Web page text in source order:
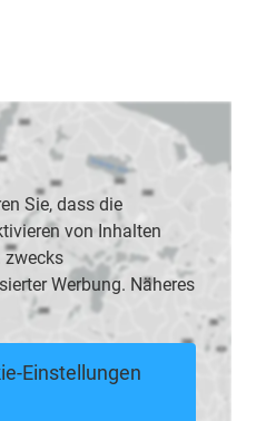
Sie, dass die
von Inhalten
zwecks
Werbung. Näheres
Einstellungen